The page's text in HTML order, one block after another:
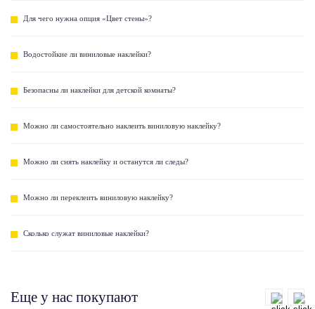
Для чего нужна опция «Цвет стены»?
Водостойкие ли виниловые наклейки?
Безопасны ли наклейки для детской комнаты?
Можно ли самостоятельно наклеить виниловую наклейку?
Можно ли снять наклейку и останутся ли следы?
Можно ли переклеить виниловую наклейку?
Сколько служат виниловые наклейки?
Еще у нас покупают